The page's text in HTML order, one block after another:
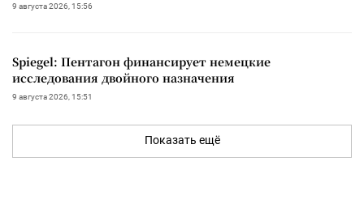
9 августа 2026, 15:56
Spiegel: Пентагон финансирует немецкие
исследования двойного назначения
9 августа 2026, 15:51
Показать ещё